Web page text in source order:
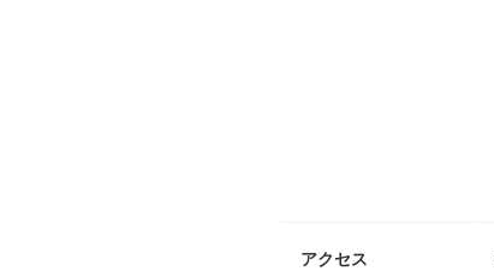
アクセス